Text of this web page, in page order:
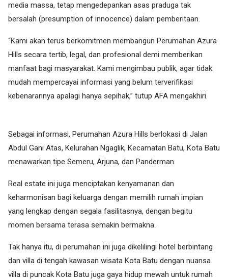
media massa, tetap mengedepankan asas praduga tak
bersalah (presumption of innocence) dalam pemberitaan.
“Kami akan terus berkomitmen membangun Perumahan Azura
Hills secara tertib, legal, dan profesional demi memberikan
manfaat bagi masyarakat. Kami mengimbau publik, agar tidak
mudah mempercayai informasi yang belum terverifikasi
kebenarannya apalagi hanya sepihak,” tutup AFA mengakhiri.
Sebagai informasi, Perumahan Azura Hills berlokasi di Jalan
Abdul Gani Atas, Kelurahan Ngaglik, Kecamatan Batu, Kota Batu
menawarkan tipe Semeru, Arjuna, dan Panderman.
Real estate ini juga menciptakan kenyamanan dan
keharmonisan bagi keluarga dengan memilih rumah impian
yang lengkap dengan segala fasilitasnya, dengan begitu
momen bersama terasa semakin bermakna.
Tak hanya itu, di perumahan ini juga dikelilingi hotel berbintang
dan villa di tengah kawasan wisata Kota Batu dengan nuansa
villa di puncak Kota Batu juga gaya hidup mewah untuk rumah